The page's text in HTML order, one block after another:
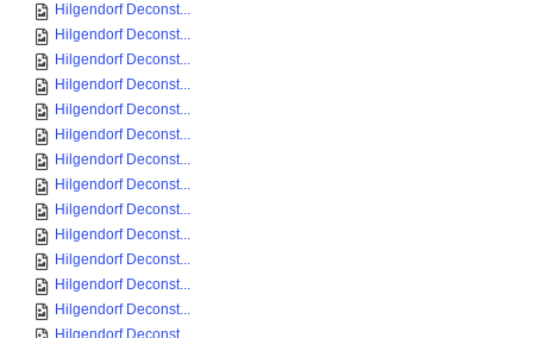
Hilgendorf Deconst...
Hilgendorf Deconst...
Hilgendorf Deconst...
Hilgendorf Deconst...
Hilgendorf Deconst...
Hilgendorf Deconst...
Hilgendorf Deconst...
Hilgendorf Deconst...
Hilgendorf Deconst...
Hilgendorf Deconst...
Hilgendorf Deconst...
Hilgendorf Deconst...
Hilgendorf Deconst...
Hilgendorf Deconst...